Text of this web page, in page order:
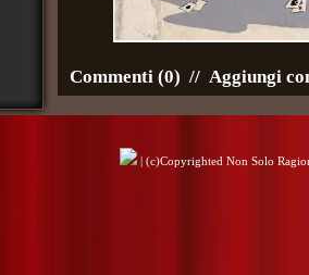
Commenti (0) // Aggiungi
| (c)Copyrighted Non Solo